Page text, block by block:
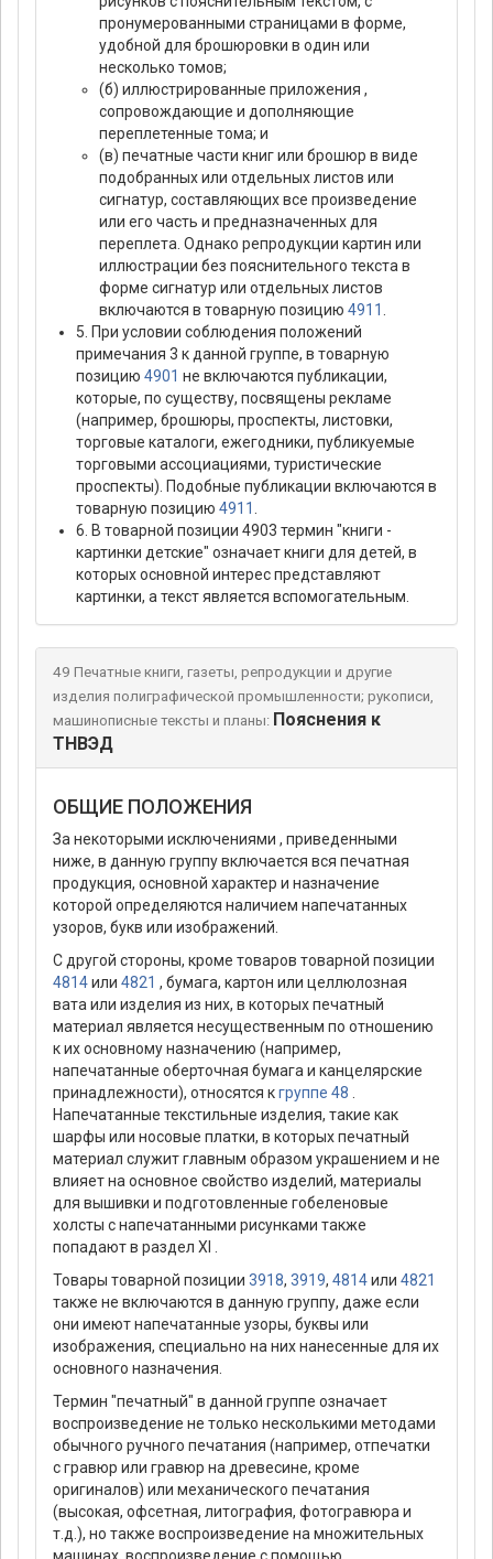
пронумерованными страницами в форме,
удобной для брошюровки в один или
несколько томов;
(б) иллюстрированные приложения ,
сопровождающие и дополняющие
переплетенные тома; и
(в) печатные части книг или брошюр в виде
подобранных или отдельных листов или
сигнатур, составляющих все произведение
или его часть и предназначенных для
переплета. Однако репродукции картин или
иллюстрации без пояснительного текста в
форме сигнатур или отдельных листов
включаются в товарную позицию 4911
5. При условии соблюдения положений
примечания 3 к данной группе, в товарную
позицию 4901 не включаются публикации,
которые, по существу, посвящены рекламе
(например, брошюры, проспекты, листовки,
торговые каталоги, ежегодники, публикуемые
торговыми ассоциациями, туристические
проспекты). Подобные публикации включаются в
товарную позицию 4911
6. В товарной позиции 4903 термин "книги -
картинки детские" означает книги для детей, в
которых основной интерес представляют
картинки, а текст является вспомогательным.
49 Печатные книги, газеты, репродукции и другие
изделия полиграфической промышленности; рукописи,
машинописные тексты и планы: Пояснения к
ТНВЭД
ОБЩИЕ ПОЛОЖЕНИЯ
За некоторыми исключениями , приведенными
ниже, в данную группу включается вся печатная
продукция, основной характер и назначение
которой определяются наличием напечатанных
узоров, букв или изображений.
С другой стороны, кроме товаров товарной позиции
4814или 4821 , бумага, картон или целлюлозная
вата или изделия из них, в которых печатный
материал является несущественным по отношению
к их основному назначению (например,
напечатанные оберточная бумага и канцелярские
принадлежности), относятся кгруппе 48
Напечатанные текстильные изделия, такие как
шарфы или носовые платки, в которых печатный
материал служит главным образом украшением и не
влияет на основное свойство изделий, материалы
для вышивки и подготовленные гобеленовые
холсты с напечатанными рисунками также
попадают в раздел XI .
Товары товарной позиции 3918, 3919, 4814или 4821
также не включаются в данную группу, даже если
они имеют напечатанные узоры, буквы или
изображения, специально на них нанесенные для их
основного назначения.
Термин "печатный" в данной группе означает
воспроизведение не только несколькими методами
обычного ручного печатания (например, отпечатки
с гравюр или гравюр на древесине, кроме
оригиналов) или механического печатания
(высокая, офсетная, литография, фотогравюра и
т.д.), но также воспроизведение на множительных